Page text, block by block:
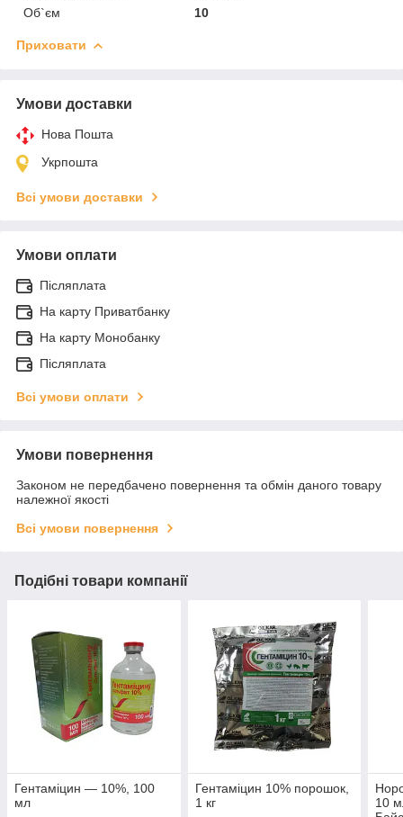
Об`єм
10
Приховати
Умови доставки
Нова Пошта
Укрпошта
Всі умови доставки
Умови оплати
Післяплата
На карту Приватбанку
На карту Монобанку
Післяплата
Всі умови оплати
Умови повернення
Законом не передбачено повернення та обмін даного товару
належної якості
Всі умови повернення
Подібні товари компанії
Гентаміцин — 10%, 100
мл
Гентаміцин 10% порошок,
1 кг
10